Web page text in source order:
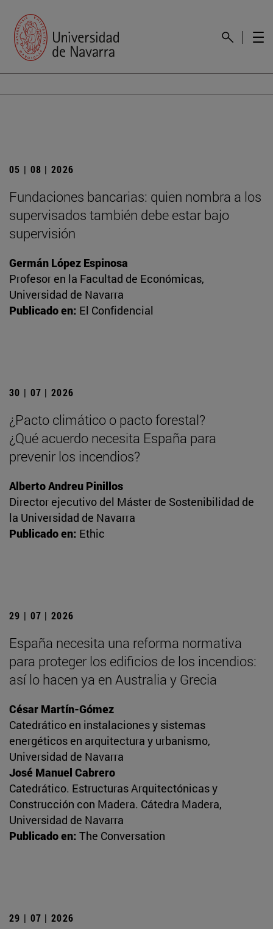
05 | 08 | 2026
Fundaciones bancarias: quien nombra a los
supervisados también debe estar bajo
supervisión
Germán López Espinosa
Profesor en la Facultad de Económicas,
Universidad de Navarra
Publicado en: El Confidencial
30 | 07 | 2026
¿Pacto climático o pacto forestal?
¿Qué acuerdo necesita España para
prevenir los incendios?
Alberto Andreu Pinillos
Director ejecutivo del Máster de Sostenibilidad de
la Universidad de Navarra
Publicado en: Ethic
29 | 07 | 2026
España necesita una reforma normativa
para proteger los edificios de los incendios:
así lo hacen ya en Australia y Grecia
César Martín-Gómez
Catedrático en instalaciones y sistemas
energéticos en arquitectura y urbanismo,
Universidad de Navarra
José Manuel Cabrero
Catedrático. Estructuras Arquitectónicas y
Construcción con Madera. Cátedra Madera,
Universidad de Navarra
Publicado en: The Conversation
29 | 07 | 2026